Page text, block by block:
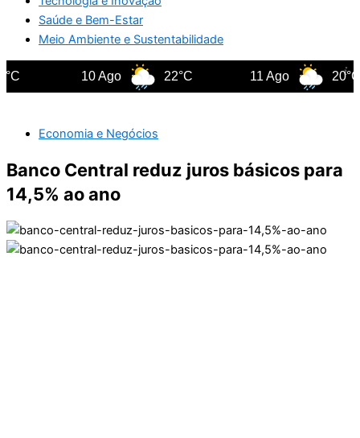
Saúde e Bem-Estar
Meio Ambiente e Sustentabilidade
10 Ago 22°C 11 Ago 20°C
Economia e Negócios
Banco Central reduz juros básicos para
14,5% ao ano